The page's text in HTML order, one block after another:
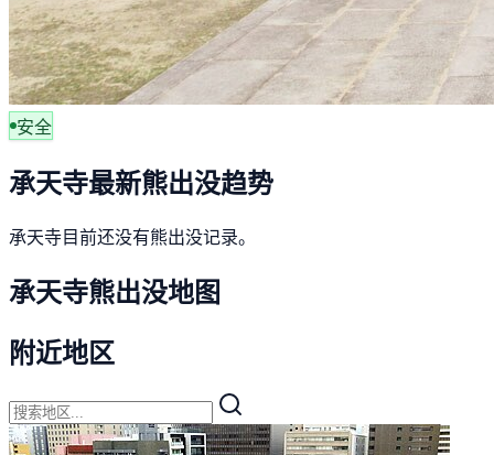
安全
承天寺最新熊出没趋势
承天寺目前还没有熊出没记录。
承天寺熊出没地图
附近地区